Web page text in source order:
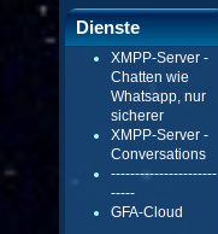
Dienste
XMPP-Server -
Chatten wie
Whatsapp, nur
sicherer
XMPP-Server -
Conversations
----------------------
-----
GFA-Cloud